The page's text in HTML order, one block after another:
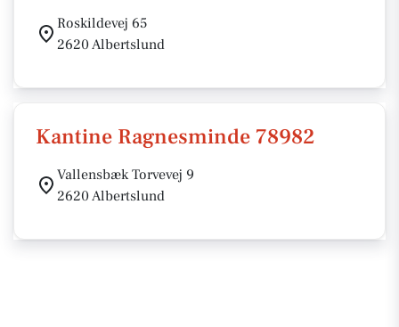
Roskildevej 65
2620 Albertslund
Kantine Ragnesminde 78982
Vallensbæk Torvevej 9
2620 Albertslund